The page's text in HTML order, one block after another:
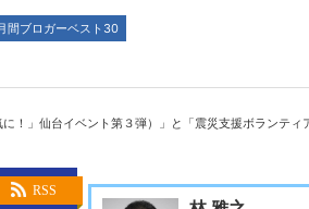
間ブロガーベスト30
！」仙台イベント第３弾）」と「震災支援ボランティ
RSS